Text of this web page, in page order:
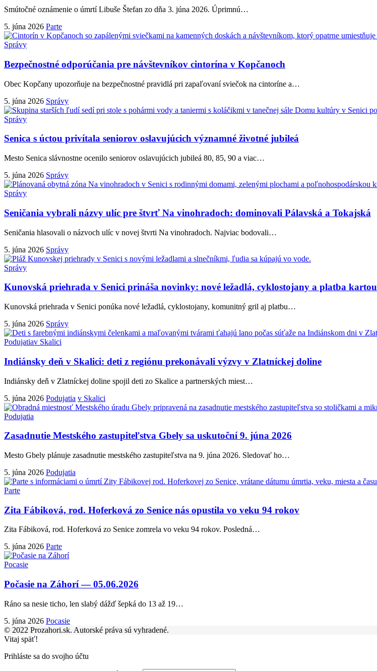
Smútočné oznámenie o úmrtí Libuše Štefan zo dňa 3. júna 2026. Úprimnú…
5. júna 2026 Parte
Správy
Bezpečnostné odporúčania pre návštevníkov cintorína v Kopčanoch
Obec Kopčany upozorňuje na bezpečnostné pravidlá pri zapaľovaní sviečok na cintoríne a…
5. júna 2026 Správy
Správy
Senica s úctou privítala seniorov oslavujúcich významné životné jubileá
Mesto Senica slávnostne ocenilo seniorov oslavujúcich jubileá 80, 85, 90 a viac…
5. júna 2026 Správy
Správy
Seničania vybrali názvy ulíc pre štvrť Na vinohradoch: dominovali Pálavská a Tokajská
Seničania hlasovali o názvoch ulíc v novej štvrti Na vinohradoch. Najviac bodovali…
5. júna 2026 Správy
Správy
Kunovská priehrada v Senici prináša novinky: nové ležadlá, cyklostojany a platba kartou
Kunovská priehrada v Senici ponúka nové ležadlá, cyklostojany, komunitný gril aj platbu…
5. júna 2026 Správy
Podujatiav Skalici
Indiánsky deň v Skalici: deti z regiónu prekonávali výzvy v Zlatníckej doline
Indiánsky deň v Zlatníckej doline spojil deti zo Skalice a partnerských miest…
5. júna 2026 Podujatia v Skalici
Podujatia
Zasadnutie Mestského zastupiteľstva Gbely sa uskutoční 9. júna 2026
Mesto Gbely plánuje zasadnutie mestského zastupiteľstva na 9. júna 2026. Sledovať ho…
5. júna 2026 Podujatia
Parte
Zita Fábiková, rod. Hoferková zo Senice nás opustila vo veku 94 rokov
Zita Fábiková, rod. Hoferková zo Senice zomrela vo veku 94 rokov. Posledná…
5. júna 2026 Parte
Pocasie
Počasie na Záhorí — 05.06.2026
Ráno sa nesie ticho, len slabý dážď šepká do 13 až 19…
5. júna 2026 Pocasie
© 2022 Prozahori.sk. Autorské práva sú vyhradené.
Vitaj späť!
Prihláste sa do svojho účtu